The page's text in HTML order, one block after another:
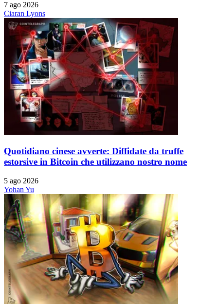
7 ago 2026
Ciaran Lyons
Quotidiano cinese avverte: Diffidate da truffe
estorsive in Bitcoin che utilizzano nostro nome
5 ago 2026
Yohan Yu